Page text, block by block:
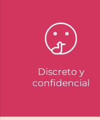
Discreto y
confidencial